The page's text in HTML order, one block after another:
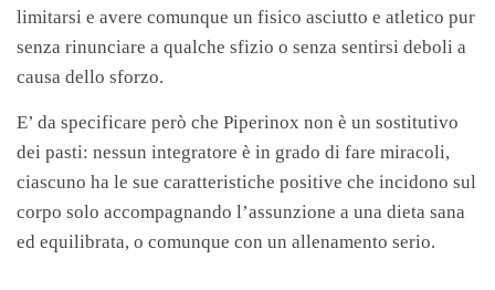
limitarsi e avere comunque un fisico asciutto e atletico pur
senza rinunciare a qualche sfizio o senza sentirsi deboli a
causa dello sforzo.
E’ da specificare però che Piperinox non è un sostitutivo
dei pasti: nessun integratore è in grado di fare miracoli,
ciascuno ha le sue caratteristiche positive che incidono sul
corpo solo accompagnando l’assunzione a una dieta sana
ed equilibrata, o comunque con un allenamento serio.